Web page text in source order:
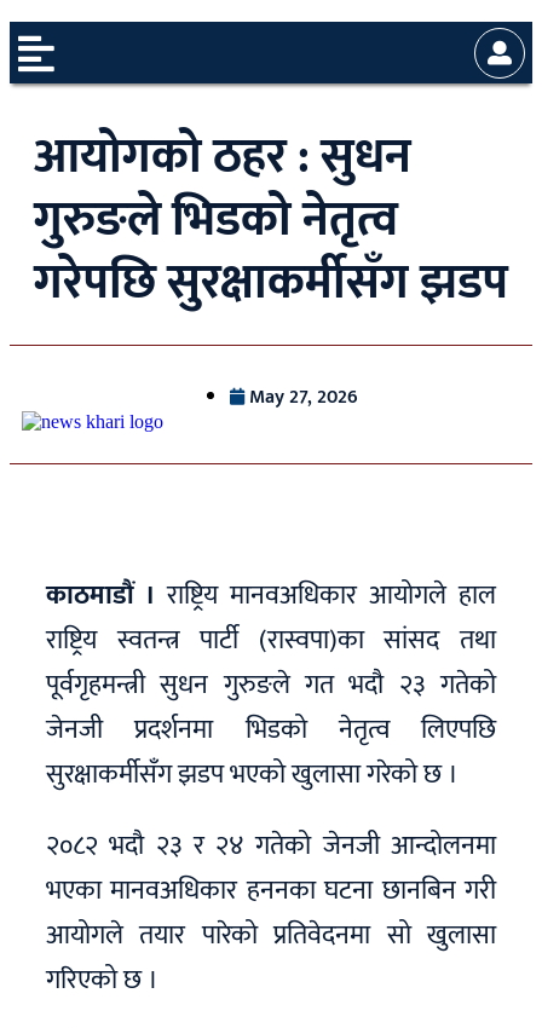
आयोगको ठहर : सुधन
गुरुङले भिडको नेतृत्व
गरेपछि सुरक्षाकर्मीसँग झडप
May 27, 2026
काठमाडौं । राष्ट्रिय मानवअधिकार आयोगले हाल
राष्ट्रिय स्वतन्त्र पार्टी (रास्वपा)का सांसद तथा
पूर्वगृहमन्त्री सुधन गुरुङले गत भदौ २३ गतेको
जेनजी प्रदर्शनमा भिडको नेतृत्व लिएपछि
सुरक्षाकर्मीसँग झडप भएको खुलासा गरेको छ ।
२०८२ भदौ २३ र २४ गतेको जेनजी आन्दोलनमा
भएका मानवअधिकार हननका घटना छानबिन गरी
आयोगले तयार पारेको प्रतिवेदनमा सो खुलासा
गरिएको छ ।